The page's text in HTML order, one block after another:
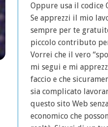
Oppure usa il codice
Se apprezzi il mio
sempre per te
piccolo contributo
Vorrei che il vero
mi segui e mi
faccio e che
sia complicato
questo sito Web
economico che